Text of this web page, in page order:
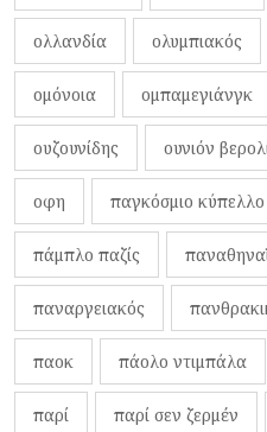
ολλανδία ολυμπιακός
ομόνοια ομπαμεγιάνγκ
ουζουνίδης ουνιόν
οφη παγκόσμιο κύπελλο
πάμπλο παζίς
παναργειακός
παοκ πάολο ντιμπάλα
παρί παρί σεν ζερμέν